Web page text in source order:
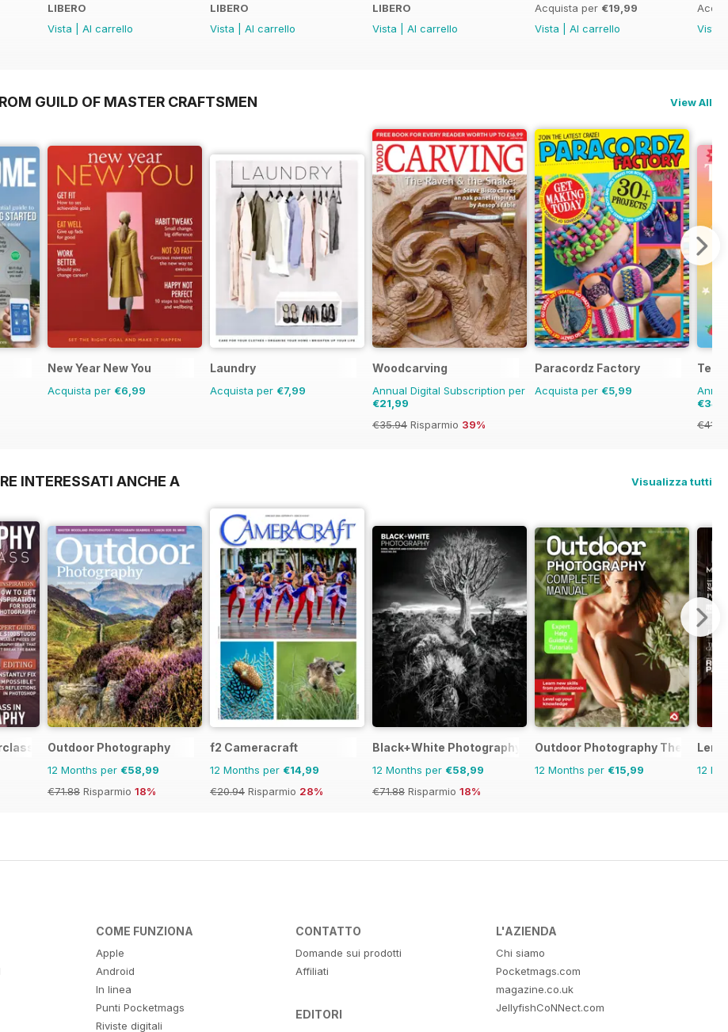
LIBERO
Vista
Al carrello
LIBERO
Vista
Al carrello
LIBERO
Vista
Al carrello
Acquista per €19,99
Vista
Al carrello
Vista
GUILD OF MASTER CRAFTSMEN View All
New Year New You
Acquista per €6,99
Laundry
Acquista per €7,99
Woodcarving
Annual Digital Subscription per
€21,99
€35.94 Risparmio 39%
Paracordz Factory
Acquista per €5,99
INTERESSATI ANCHE A Visualizza tutti
Magazine
Outdoor Photography
12 Months per €58,99
€71.88 Risparmio 18%
f2 Cameracraft
12 Months per €14,99
€20.94 Risparmio 28%
Black+White Photography
12 Months per €58,99
€71.88 Risparmio 18%
Outdoor Photography The
12 Months per €15,99
Lens
12
COME FUNZIONA
Apple
Android
In linea
Punti Pocketmags
Riviste digitali
CONTATTO
Domande sui prodotti
Affiliati
EDITORI
L'AZIENDA
Chi siamo
Pocketmags.com
magazine.co.uk
JellyfishCoNNect.com